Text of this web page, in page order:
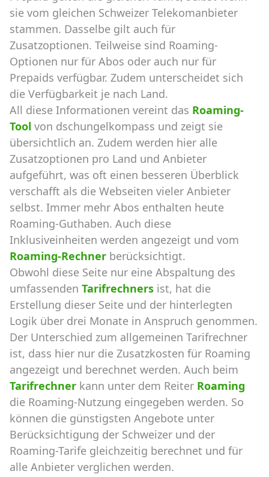
sie vom gleichen Schweizer Telekomanbieter
stammen. Dasselbe gilt auch für
Zusatzoptionen. Teilweise sind Roaming-
Optionen nur für Abos oder auch nur für
Prepaids verfügbar. Zudem unterscheidet sich
die Verfügbarkeit je nach Land.
All diese Informationen vereint das Roaming-
Tool von dschungelkompass und zeigt sie
übersichtlich an. Zudem werden hier alle
Zusatzoptionen pro Land und Anbieter
aufgeführt, was oft einen besseren Überblick
verschafft als die Webseiten vieler Anbieter
selbst. Immer mehr Abos enthalten heute
Roaming-Guthaben. Auch diese
Inklusiveinheiten werden angezeigt und vom
Roaming-Rechner berücksichtigt.
Obwohl diese Seite nur eine Abspaltung des
umfassenden Tarifrechners ist, hat die
Erstellung dieser Seite und der hinterlegten
Logik über drei Monate in Anspruch genommen.
Der Unterschied zum allgemeinen Tarifrechner
ist, dass hier nur die Zusatzkosten für Roaming
angezeigt und berechnet werden. Auch beim
Tarifrechner kann unter dem Reiter Roaming
die Roaming-Nutzung eingegeben werden. So
können die günstigsten Angebote unter
Berücksichtigung der Schweizer und der
Roaming-Tarife gleichzeitig berechnet und für
alle Anbieter verglichen werden.